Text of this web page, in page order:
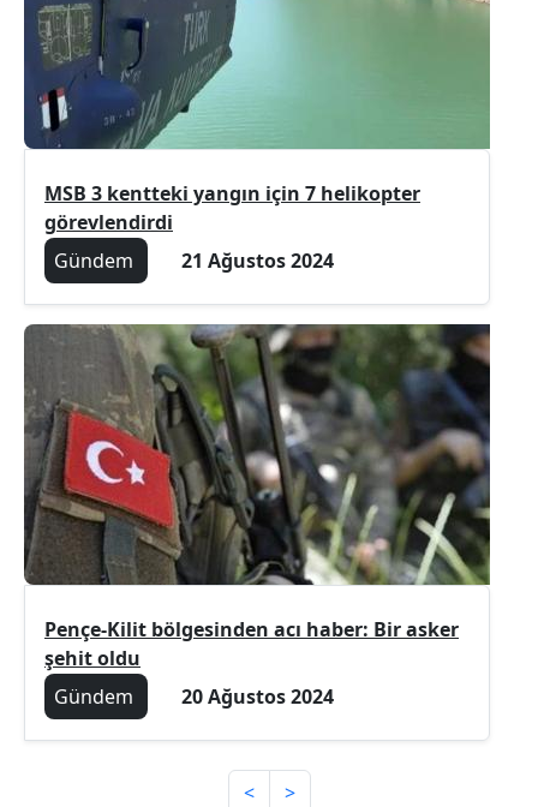
MSB 3 kentteki yangın için 7 helikopter
görevlendirdi
Gündem
21 Ağustos 2024
Pençe-Kilit bölgesinden acı haber: Bir asker
şehit oldu
Gündem
20 Ağustos 2024
< >